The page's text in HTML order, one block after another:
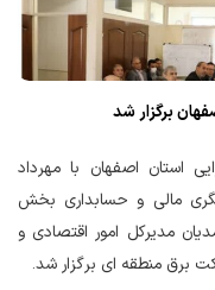
برگزار شد
استان اصفهان با مهرداد
مالی و حسابداری بخش
مدیرکل امور اقتصادی و
برق منطقه ای برگزار شد.